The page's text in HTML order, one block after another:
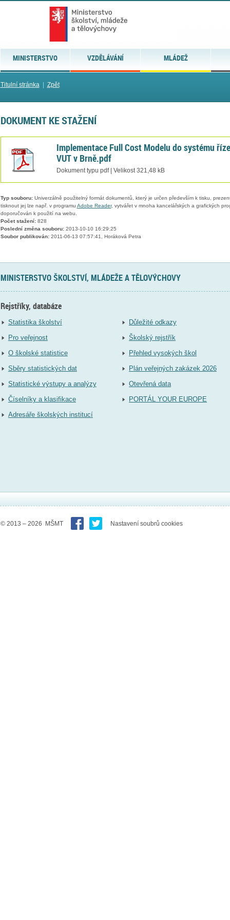
MINISTERSTVO VZDĚLÁVÁNÍ MLÁDEŽ
Titulní stránka| Zpět
DOKUMENT KE STAŽENÍ
Implementace Full Cost Modelu do systému
VUT v Brně.pdf
Dokument typu pdf | Velikost 321,48 kB
Typ souboru:Univerzálně použitelný formát dokumentů, který je určen především k tisku,
tisknout jej lze např. v programu Adobe Reader, vytvářet v mnoha kancelářských a grafických
doporučován k použití na webu.
Počet stažení:828
Poslední změna souboru:2013-10-10 16:29:25
Soubor publikován:2011-06-13 07:57:41, Horáková Petra
MINISTERSTVO ŠKOLSTVÍ, MLÁDEŽE A TĚLOVÝCHOVY
Rejstříky, databáze
Statistika školství
Pro veřejnost
O školské statistice
Sběry statistických dat
Statistické výstupy a analýzy
Číselníky a klasifikace
Adresáře školských institucí
Důležité odkazy
Školský rejstřík
Přehled vysokých škol
Plán veřejných zakázek 2026
Otevřená data
PORTÁL YOUR EUROPE
© 2013 – 2026 MŠMT Nastavení soubrů cookies